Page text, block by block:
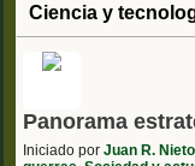
Ciencia y
Panorama
Iniciado por Juan R.